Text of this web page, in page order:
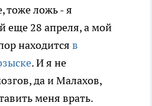
тоже ложь - я
еще 28 апреля, а мой
находится в
. И я не
да и Малахов,
меня врать.